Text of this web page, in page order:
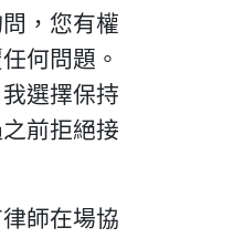
，您有權
何問題。
選擇保持
前拒絕接
師在場協